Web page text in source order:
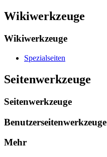
Wikiwerkzeuge
Wikiwerkzeuge
Spezialseiten
Seitenwerkzeuge
Seitenwerkzeuge
Benutzerseitenwerkzeuge
Mehr